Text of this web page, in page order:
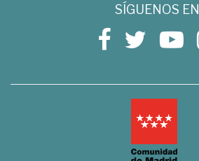
SÍGUENOS EN